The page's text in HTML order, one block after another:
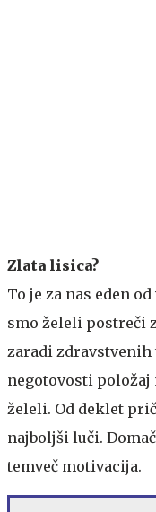
Zlata lisica?
To je za nas eden
smo želeli postreči
zaradi zdravstvenih
negotovosti položaj
želeli. Od deklet
najboljši luči.
temveč motivacija.